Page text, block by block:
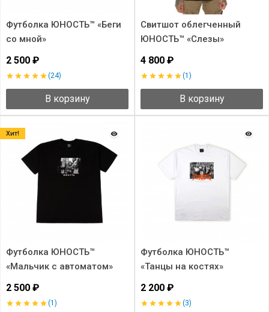
Футболка ЮНОСТЬ™ «Беги
со мной»
2 500 ₽
(24)
В корзину
Свитшот облегченный
ЮНОСТЬ™ «Слезы»
4 800 ₽
(1)
В корзину
Футболка ЮНОСТЬ™
«Мальчик с автоматом»
2 500 ₽
(1)
Хит!
Футболка ЮНОСТЬ™
«Танцы на костях»
2 200 ₽
(3)